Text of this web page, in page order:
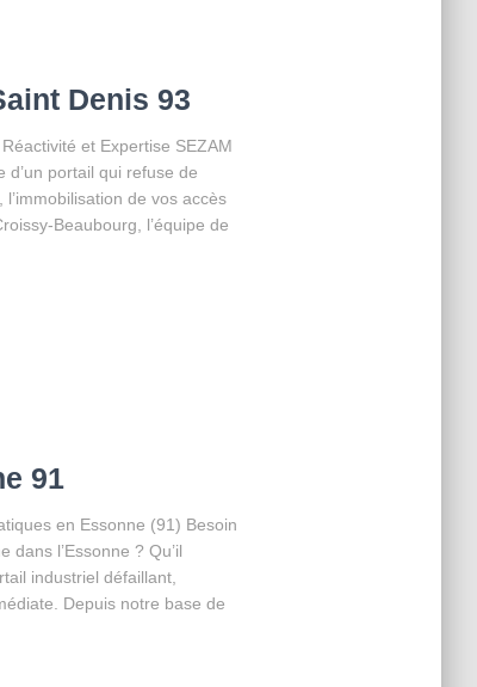
Denis 93
et Expertise SEZAM
d’un portail qui refuse de
de vos accès
Beaubourg, l’équipe de
91
en Essonne (91) Besoin
l’Essonne ? Qu’il
industriel défaillant,
Depuis notre base de